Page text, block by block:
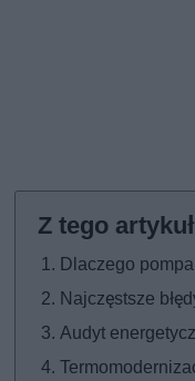
Dlaczego
Najczęstsze
Audyt